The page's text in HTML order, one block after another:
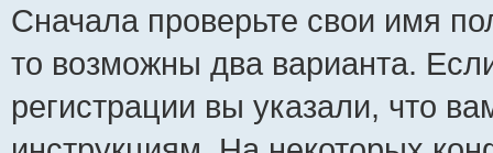
Сначала проверьте свои имя
то возможны два варианта.
регистрации вы указали, что